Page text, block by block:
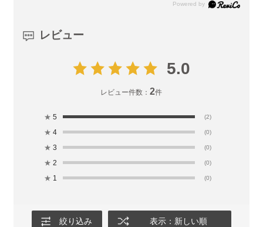
レビュー
5.0
レビュー件数：2件
★ 5 (2)
★ 4 (0)
★ 3 (0)
★ 2 (0)
★ 1 (0)
絞り込み 表示：新しい順